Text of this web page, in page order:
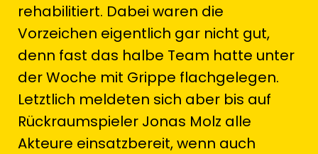
rehabilitiert. Dabei waren die
Vorzeichen eigentlich gar nicht gut,
denn fast das halbe Team hatte unter
der Woche mit Grippe flachgelegen.
Letztlich meldeten sich aber bis auf
Rückraumspieler Jonas Molz alle
Akteure einsatzbereit, wenn auch